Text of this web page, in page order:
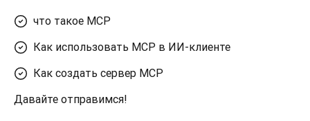
что такое MCP
Как использовать MCP в ИИ-клиенте
Как создать сервер MCP
Давайте отправимся!